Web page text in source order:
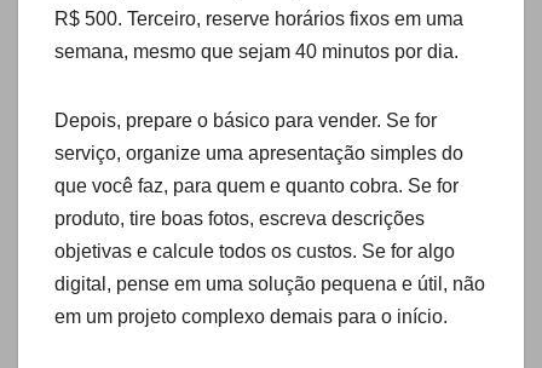
R$ 500. Terceiro, reserve horários fixos em uma
semana, mesmo que sejam 40 minutos por dia.
Depois, prepare o básico para vender. Se for
serviço, organize uma apresentação simples do
que você faz, para quem e quanto cobra. Se for
produto, tire boas fotos, escreva descrições
objetivas e calcule todos os custos. Se for algo
digital, pense em uma solução pequena e útil, não
em um projeto complexo demais para o início.